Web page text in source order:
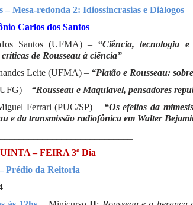
– Mesa-redonda 2: Idiossincrasias e Diálogos
Carlos dos Santos
Santos (UFMA) – “Ciência, tecnologia
de Rousseau à ciência”
Leite (UFMA) – “Platão e Rousseau:
– “Rousseau e Maquiavel, pensadores
Ferrari (PUC/SP) – “Os efeitos da
e da transmissão radiofônica em Walter
– FEIRA 3º Dia
Prédio da Reitoria